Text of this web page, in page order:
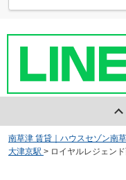
南草津 賃貸｜ハウスセゾン南
大津京駅 > ロイヤルレジェン